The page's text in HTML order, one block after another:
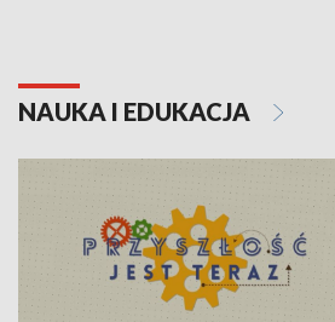
NAUKA I EDUKACJA